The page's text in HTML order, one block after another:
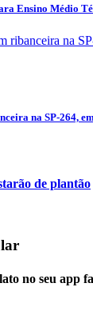
Ensino Médio
na SP-264,
de plantão
no seu app